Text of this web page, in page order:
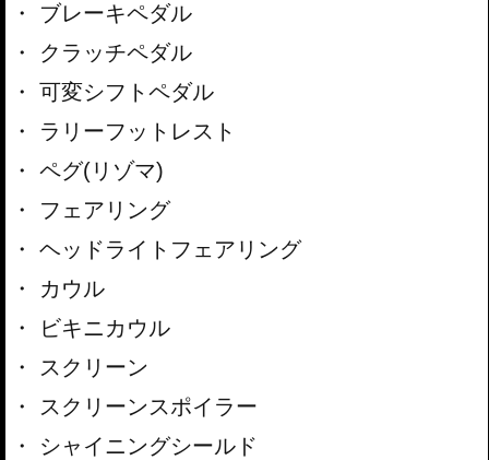
ブレーキペダル
クラッチペダル
可変シフトペダル
ラリーフットレスト
ペグ(リゾマ)
フェアリング
ヘッドライトフェアリング
カウル
ビキニカウル
スクリーン
スクリーンスポイラー
シャイニングシールド